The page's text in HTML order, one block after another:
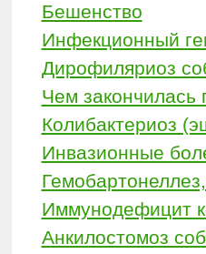
Бешенство
Инфекционный
Дирофиляриоз
Чем закончилась
Колибактериоз
Инвазионные
Иммунодефицит
Анкилостомоз